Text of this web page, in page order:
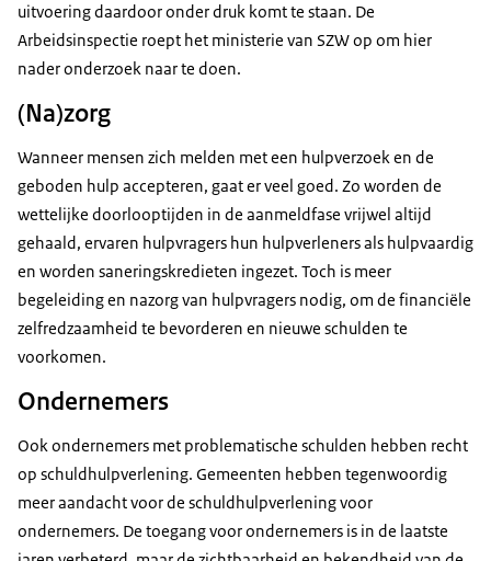
uitvoering daardoor onder druk komt te staan. De
Arbeidsinspectie roept het ministerie van SZW op om hier
nader onderzoek naar te doen.
(Na)zorg
Wanneer mensen zich melden met een hulpverzoek en de
geboden hulp accepteren, gaat er veel goed. Zo worden de
wettelijke doorlooptijden in de aanmeldfase vrijwel altijd
gehaald, ervaren hulpvragers hun hulpverleners als hulpvaardig
en worden saneringskredieten ingezet. Toch is meer
begeleiding en nazorg van hulpvragers nodig, om de financiële
zelfredzaamheid te bevorderen en nieuwe schulden te
voorkomen.
Ondernemers
Ook ondernemers met problematische schulden hebben recht
op schuldhulpverlening. Gemeenten hebben tegenwoordig
meer aandacht voor de schuldhulpverlening voor
ondernemers. De toegang voor ondernemers is in de laatste